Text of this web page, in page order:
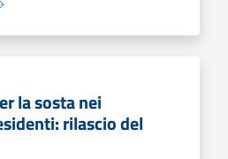
la sosta nei
rilascio del